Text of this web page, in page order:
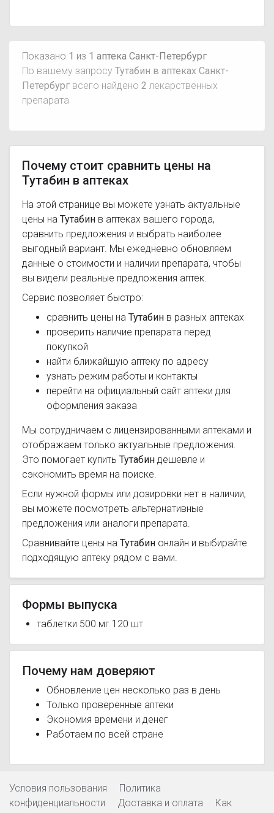
Показано 1 из 1 аптека Санкт-Петербург
По вашему запросу Тутабин в аптеках Санкт-
Петербург всего найдено 2 лекарственных
препарата
Почему стоит сравнить цены на
Тутабин в аптеках
На этой странице вы можете узнать актуальные
цены на Тутабин в аптеках вашего города,
сравнить предложения и выбрать наиболее
выгодный вариант. Мы ежедневно обновляем
данные о стоимости и наличии препарата, чтобы
вы видели реальные предложения аптек.
Сервис позволяет быстро:
сравнить цены на Тутабин в разных аптеках
проверить наличие препарата перед
покупкой
найти ближайшую аптеку по адресу
узнать режим работы и контакты
перейти на официальный сайт аптеки для
оформления заказа
Мы сотрудничаем с лицензированными аптеками и
отображаем только актуальные предложения.
Это помогает купить Тутабин дешевле и
сэкономить время на поиске.
Если нужной формы или дозировки нет в наличии,
вы можете посмотреть альтернативные
предложения или аналоги препарата.
Сравнивайте цены на Тутабин онлайн и выбирайте
подходящую аптеку рядом с вами.
Формы выпуска
таблетки 500 мг 120 шт
Почему нам доверяют
Обновление цен несколько раз в день
Только проверенные аптеки
Экономия времени и денег
Работаем по всей стране
Условия пользования
Политика
конфиденциальности
Доставка и оплата
Как